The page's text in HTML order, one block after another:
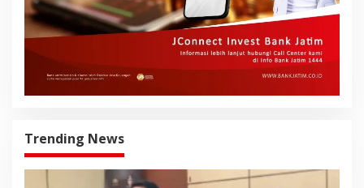
Trending News